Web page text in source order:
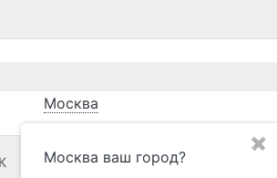
Москва
✖
Москва ваш город?
ПРИНТЕРЫ ШК ПО